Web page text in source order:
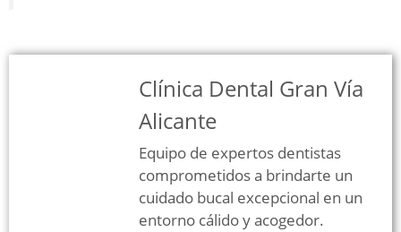
Clínica Dental Gran Vía
Alicante
Equipo de expertos dentistas
comprometidos a brindarte un
cuidado bucal excepcional en un
entorno cálido y acogedor.